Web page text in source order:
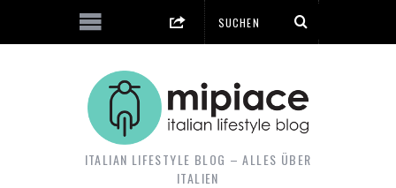
ITALIAN LIFESTYLE BLOG – ALLES ÜBER
ITALIEN